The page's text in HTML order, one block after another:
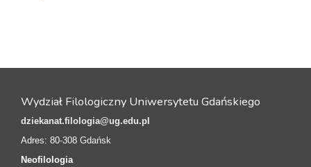
Wydział Filologiczny Uniwersytetu Gdańskiego
dziekanat.filologia@ug.edu.pl
Adres: 80-308 Gdańsk
Neofilologia